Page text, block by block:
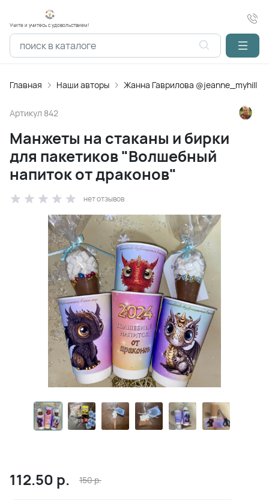
Учите и учитесь с удовольствием!
Главная Наши авторы Жанна Гаврилова @jeanne_myhill
Артикул 842
Манжеты на стаканы и бирки
для пакетиков "Волшебный
напиток от драконов"
нет отзывов
112.50 р. 150р.